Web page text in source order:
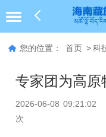
您的位置： 首页 > 科
专家团为高原
2026-06-08 09:21:02
次